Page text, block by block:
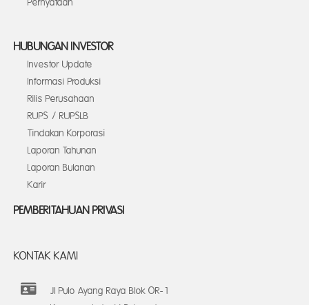
Pernyataan
HUBUNGAN INVESTOR
Investor Update
Informasi Produksi
Rilis Perusahaan
RUPS / RUPSLB
Tindakan Korporasi
Laporan Tahunan
Laporan Bulanan
Karir
PEMBERITAHUAN PRIVASI
KONTAK KAMI
Jl Pulo Ayang Raya Blok OR-1